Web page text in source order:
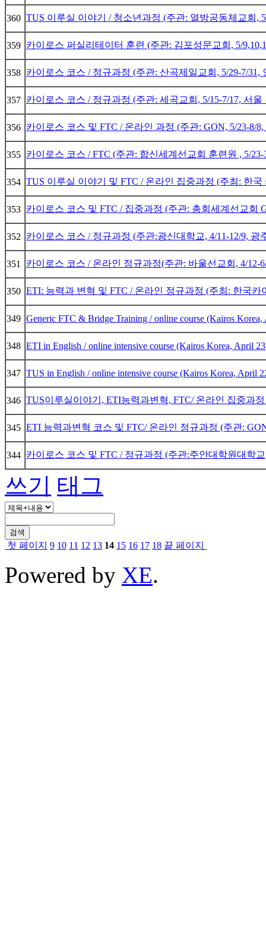
360 TUS 이루실 이야기 / 청소년과정 (주관: 열방공동체교회,
359 카이로스 퍼실리테이터 훈련 (주관: 김포성문교회, 5/
358 카이로스 코스 / 정규과정 (주관: 산곡제일교회, 5/29-7/31,
357 카이로스 코스 / 정규과정 (주관: 세곡교회, 5/15-7/17, 서
356 카이로스 코스 및 FTC / 온라인 과정 (주관: GON, 5/23-8/
355 카이로스 코스 / FTC (주관: 합신세계선교회 훈련원 , 5/
354 TUS 이루실 이야기 및 FTC / 온라인 집중과정 (주최: 한국
353 카이로스 코스 및 FTC / 집중과정 (주관: 총회세계선교회
352 카이로스 코스 / 정규과정 (주관:광신대학교, 4/11-12/9, 광
351 카이로스 코스 / 온라인 정규과정(주관: 바울선교회, 4/12-
350 ETI: 능력과 변혁 및 FTC / 온라인 정규과정 (주최: 한국카
349 Generic FTC & Bridge Training / online course (Kairos
348 ETI in English / online intensive course (Kairos Korea, April
347 TUS in English / online intensive course (Kairos Korea, April
346 TUS이루실이야기, ETI능력과변혁, FTC/ 온라인 집중과
345 ETI 능력과변혁 코스 및 FTC/ 온라인 정규과정 (주관:
344 카이로스 코스 및 FTC / 정규과정 (주관:주안대학원대학
쓰기 태그
검색
첫 페이지 9 10 11 12 13 14 15 16 17 18 끝 페이지
Powered by XE.